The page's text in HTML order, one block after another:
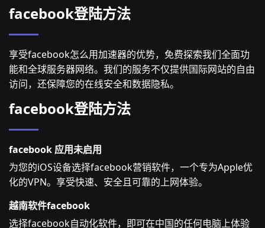
facebook登陆方法
享受facebook怎么用加速器的优势，免费探索我们全面功
能和全球服务器网络。我们的服务不仅提供国际网站的自由
访问，还保障您的在线安全和数据隐私。
facebook登陆方法
facebook 应用未启用
为您的iOS设备选择facebook营销软件，一个专为Apple优
化的VPN。享受快速、安全且可靠的上网体验。
越南软件facebook
选择facebook自动化软件，即可在中国的任何电脑上体验